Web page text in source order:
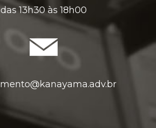
das 13h30 às 18h00